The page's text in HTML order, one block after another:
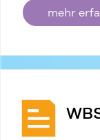
mehr